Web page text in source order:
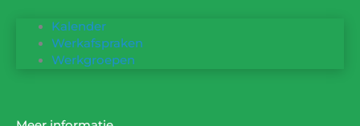
Kalender
Werkafspraken
Werkgroepen